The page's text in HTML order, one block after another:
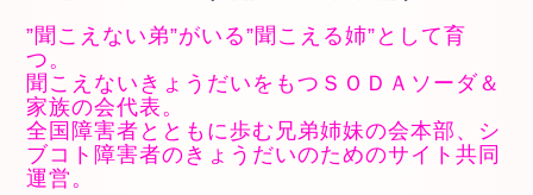
”聞こえない弟”がいる”聞こえる姉”として育
つ。
聞こえないきょうだいをもつＳＯＤＡソーダ＆
家族の会代表。
全国障害者とともに歩む兄弟姉妹の会本部、シ
ブコト障害者のきょうだいのためのサイト共同
運営。